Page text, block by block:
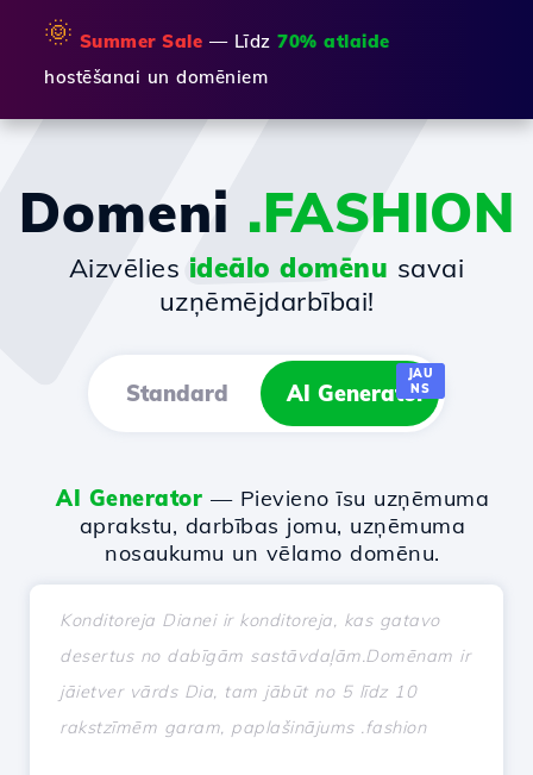
🌞 Summer Sale — Līdz 70% atlaide
hostēšanai un domēniem
Domeni .FASHION
Aizvēlies ideālo domēnu savai
uzņēmējdarbībai!
Standard AI Generator
JAU
NS
AI Generator — Pievieno īsu uzņēmuma
aprakstu, darbības jomu, uzņēmuma
nosaukumu un vēlamo domēnu.